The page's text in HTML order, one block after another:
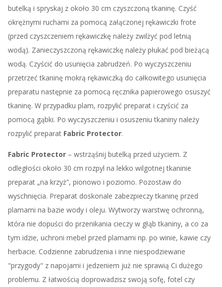
butelką i spryskaj z około 30 cm czyszczoną tkaninę. Czyść
okrężnymi ruchami za pomocą załączonej rękawiczki frote
(przed czyszczeniem rękawiczkę należy zwilżyć pod letnią
wodą). Zanieczyszczoną rękawiczkę należy płukać pod bieżącą
wodą. Czyścić do usunięcia zabrudzeń. Po wyczyszczeniu
przetrzeć tkaninę mokrą rękawiczką do całkowitego usunięcia
preparatu następnie za pomocą ręcznika papierowego osuszyć
tkaninę. W przypadku plam, rozpylić preparat i czyścić za
pomocą gąbki. Po wyczyszczeniu i osuszeniu tkaniny należy
rozpylić preparat Fabric Protector.
Fabric Protector – wstrząśnij butelką przed użyciem. Z
odległości około 30 cm rozpyl na lekko wilgotnej tkaninie
preparat „na krzyż”, pionowo i poziomo. Pozostaw do
wyschnięcia. Preparat doskonale zabezpieczy tkaninę przed
plamami na bazie wody i oleju. Wytworzy warstwę ochronną,
która nie dopuści do przenikania cieczy w głąb tkaniny, a co za
tym idzie, uchroni mebel przed plamami np. po winie, kawie czy
herbacie. Codzienne zabrudzenia i inne niespodziewane
"przygody" z napojami i jedzeniem już nie sprawią Ci dużego
problemu. Z łatwością doprowadzisz swoją sofę, fotel czy